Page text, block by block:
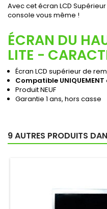
Avec cet écran LCD
console vous même !
ÉCRAN DU
LITE -
Écran LCD supérieur de
Compatible UNIQUEMENT
Produit NEUF
Garantie 1 ans, hors casse
9 AUTRES PRODUITS